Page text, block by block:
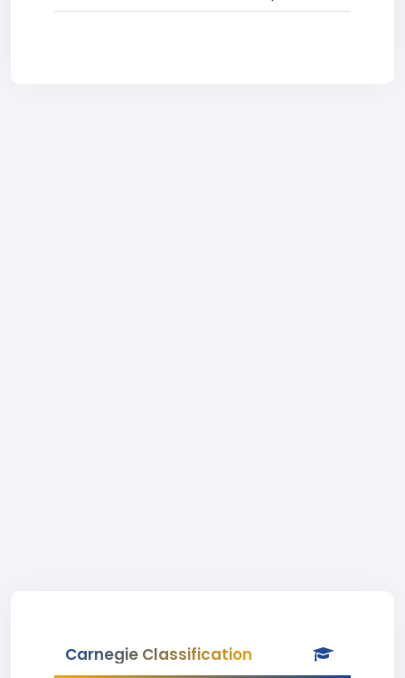
Carnegie Classification